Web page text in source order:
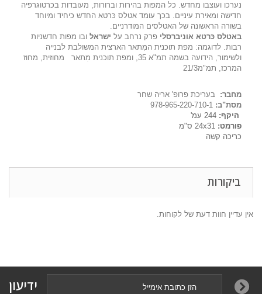
נערכו ועוצבו מחדש. כל המפות בהירות וברורות, מעובדות בכרטוגרפיה
חדישה ומאירת עיניים. בכך עומד אטלס כּרטא החדש כיחיד ומיוחד
בשורה הראשונה של האטלסים המודרניים.
באטלס כּרטא אוניברסלי פרק נרחב על ישראל ובו מפות חדשניות
רבות. לדוגמה: מפת תוכנית המִתאר הארצית המשולבת לבנייה
ולשימור, הידועה בשמה תמ"א 35, ומפת תוכנית מִתאר מחוזית, מחוז
המרכז, תמ"מ21/3
מחבר: בעריכת פרופ' אריה שחר
מסת"ב:
היקף:
פורמט:
כריכה קשה
ביקורות
אין עדיין חוות דעת של לקוחות.
ידיעון